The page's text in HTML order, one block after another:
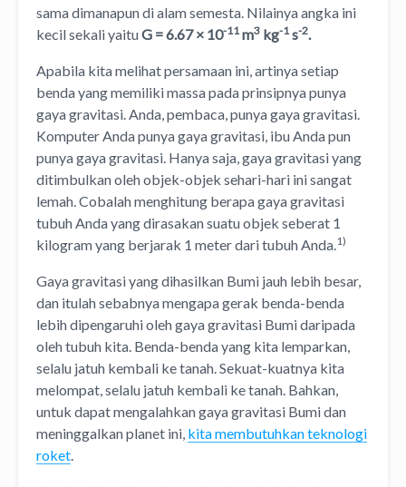
sama dimanapun di alam semesta. Nilainya angka ini
kecil sekali yaituG = 6.67 × 10-11m3 kg-1s-2.
Apabila kita melihat persamaan ini, artinya setiap
benda yang memiliki massa pada prinsipnya punya
gaya gravitasi. Anda, pembaca, punya gaya gravitasi.
Komputer Anda punya gaya gravitasi, ibu Anda pun
punya gaya gravitasi. Hanya saja, gaya gravitasi yang
ditimbulkan oleh objek-objek sehari-hari ini sangat
lemah. Cobalah menghitung berapa gaya gravitasi
tubuh Anda yang dirasakan suatu objek seberat 1
kilogram yang berjarak 1 meter dari tubuh Anda.1)
Gaya gravitasi yang dihasilkan Bumi jauh lebih besar,
dan itulah sebabnya mengapa gerak benda-benda
lebih dipengaruhi oleh gaya gravitasi Bumi daripada
oleh tubuh kita. Benda-benda yang kita lemparkan,
selalu jatuh kembali ke tanah. Sekuat-kuatnya kita
melompat, selalu jatuh kembali ke tanah. Bahkan,
untuk dapat mengalahkan gaya gravitasi Bumi dan
meninggalkan planet ini, kita membutuhkan teknologi
roket.